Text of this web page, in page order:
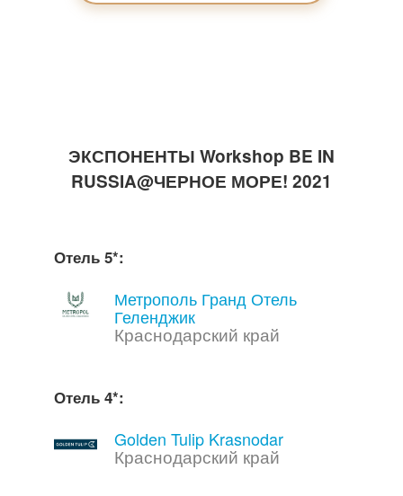
Ernst & Young
MICS Distribution Company
ЭКСПОНЕНТЫ Workshop BE IN
RUSSIA@ЧЕРНОЕ МОРЕ! 2021
Отель 5*:
Метрополь Гранд Отель
Геленджик
Краснодарский край
Отель 4*:
Golden Tulip Krasnodar
Краснодарский край